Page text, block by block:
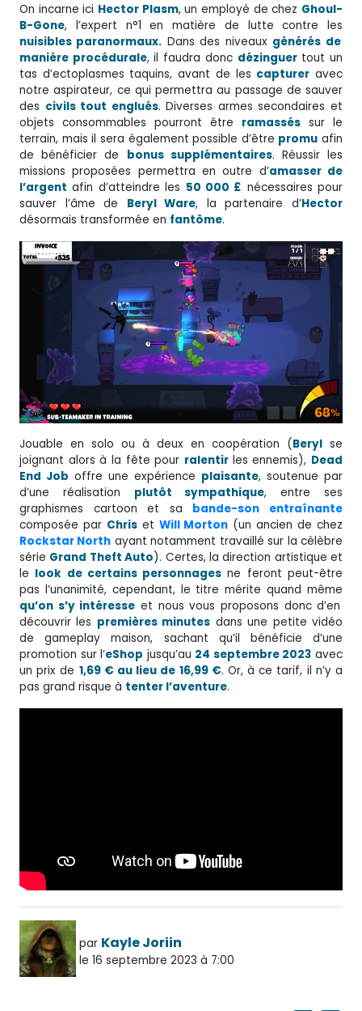
On incarne ici Hector Plasm, un employé de chez Ghoul-
B-Gone, l’expert n°1 en matière de lutte contre les
nuisibles paranormaux. Dans des niveaux générés de
manière procédurale, il faudra donc dézinguertout un
tas d’ectoplasmes taquins, avant de les capturer avec
notre aspirateur, ce qui permettra au passage de sauver
des civils tout englués. Diverses armes secondaires et
objets consommables pourront être ramassés sur le
terrain, mais il sera également possible d’être promu afin
de bénéficier de bonus supplémentaires. Réussir les
missions proposées permettra en outre d’amasser de
l’argent afin d’atteindre les 50 000 £ nécessaires pour
sauver l’âme de Beryl Ware, la partenaire d’Hector
désormais transformée en fantôme.
Jouable en solo ou à deux en coopération (Beryl se
joignant alors à la fête pour ralentir les ennemis), Dead
End Job offre une expérience plaisante, soutenue par
d’une réalisation plutôt sympathique, entre ses
graphismes cartoon et sa bande-son entraînante
composée par Chriset Will Morton (un ancien de chez
Rockstar North ayant notamment travaillé sur la célèbre
série Grand Theft Auto). Certes, la direction artistique et
le look de certains personnages ne feront peut-être
pas l’unanimité, cependant, le titre mérite quand même
qu’on s’y intéresse et nous vous proposons donc d’en
découvrir les premières minutes dans une petite vidéo
de gameplay maison, sachant qu’il bénéficie d’une
promotion sur l’eShop jusqu’au 24 septembre 2023 avec
un prix de 1,69 € au lieu de 16,99 €. Or, à ce tarif, il n’y a
pas grand risque à tenter l’aventure.
par Kayle Joriin
le 16 septembre 2023 à 7:00